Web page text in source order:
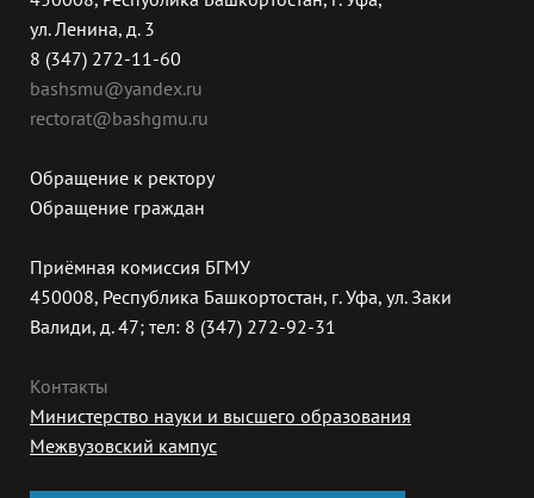
ул. Ленина, д. 3
8 (347) 272-11-60
bashsmu@yandex.ru
rectorat@bashgmu.ru
Обращение к ректору
Обращение граждан
Приёмная комиссия БГМУ
450008, Республика Башкортостан, г. Уфа, ул. Заки
Валиди, д. 47; тел: 8 (347) 272-92-31
Контакты
Министерство науки и высшего образования
Межвузовский кампус